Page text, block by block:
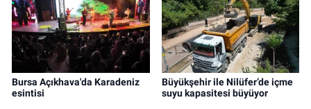
Bursa Açıkhava'da Karadeniz
esintisi
Büyükşehir ile Nilüfer’de içme
suyu kapasitesi büyüyor